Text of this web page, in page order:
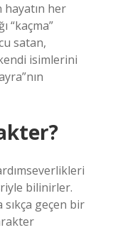
her
“kaçma”
satan,
isimlerini
bilinirler.
geçen bir